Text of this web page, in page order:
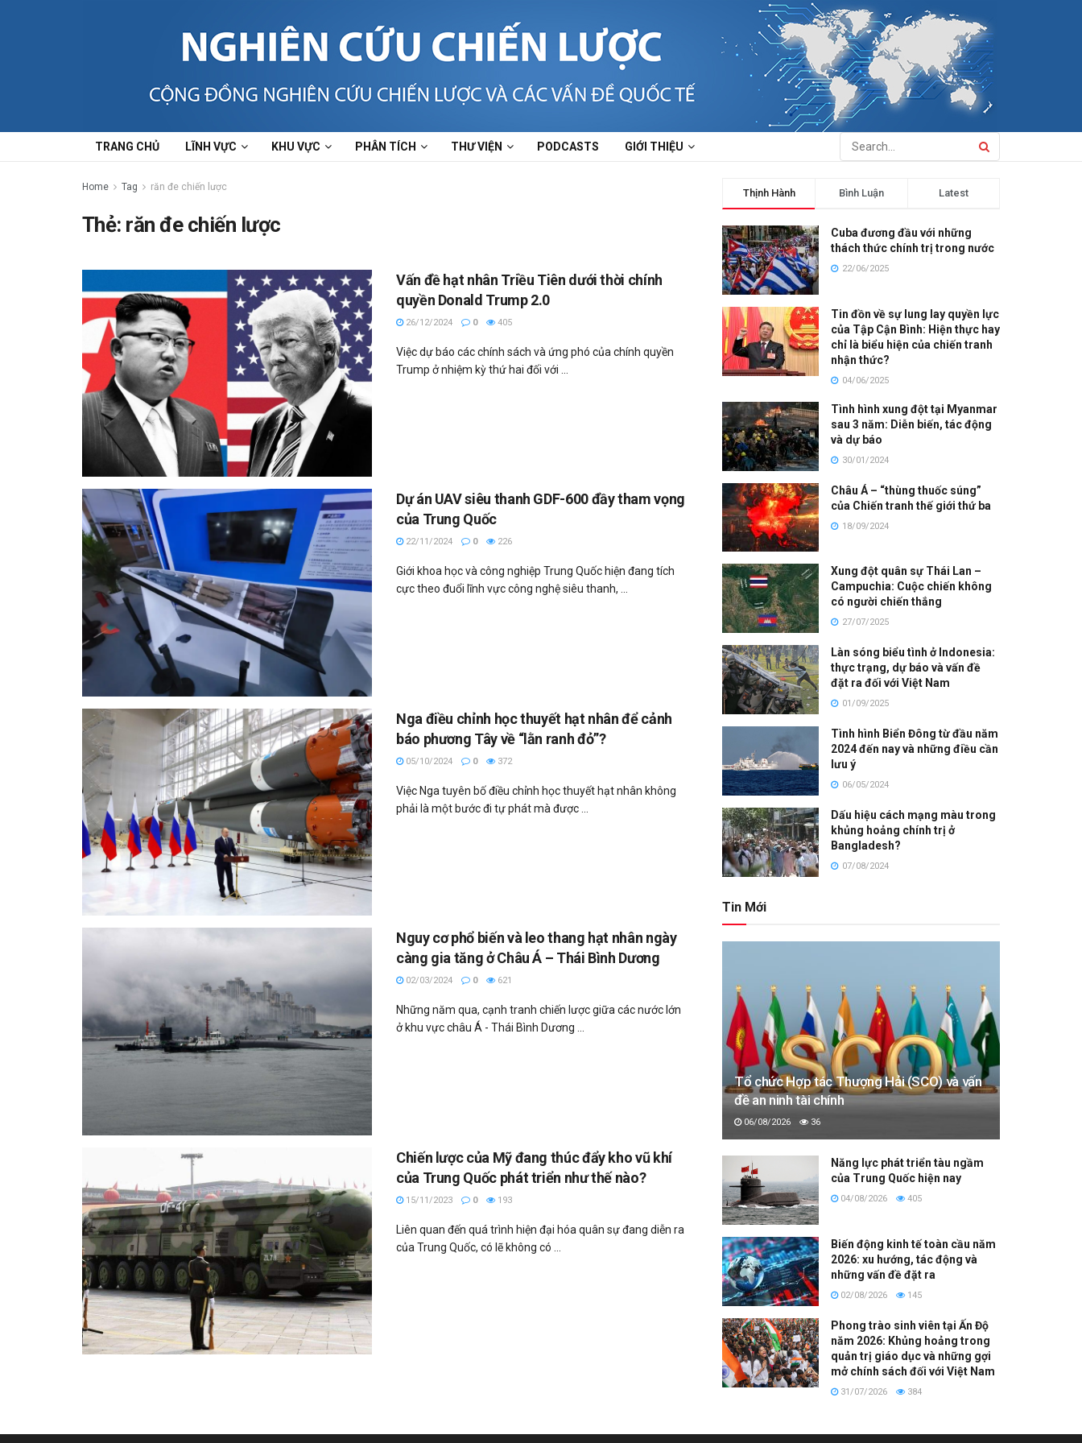
TRANG CHỦ LĨNH VỰC KHU VỰC PHÂN TÍCH THƯ VIỆN PODCASTS GIỚI THIỆU
Home Tag răn đe chiến lược
Thẻ: răn đe chiến lược
Vấn đề hạt nhân Triều Tiên dưới thời chính
quyền Donald Trump 2.0
26/12/2024 0 405
Việc dự báo các chính sách và ứng phó của chính quyền
Trump ở nhiệm kỳ thứ hai đối với ...
Dự án UAV siêu thanh GDF-600 đầy tham vọng
của Trung Quốc
22/11/2024 0 226
Giới khoa học và công nghiệp Trung Quốc hiện đang tích
cực theo đuổi lĩnh vực công nghệ siêu thanh, ...
Nga điều chỉnh học thuyết hạt nhân để cảnh
báo phương Tây về “lằn ranh đỏ”?
05/10/2024 0 372
Việc Nga tuyên bố điều chỉnh học thuyết hạt nhân không
phải là một bước đi tự phát mà được ...
Nguy cơ phổ biến và leo thang hạt nhân ngày
càng gia tăng ở Châu Á – Thái Bình Dương
02/03/2024 0 621
Những năm qua, cạnh tranh chiến lược giữa các nước lớn
ở khu vực châu Á - Thái Bình Dương ...
Chiến lược của Mỹ đang thúc đẩy kho vũ khí
của Trung Quốc phát triển như thế nào?
15/11/2023 0 193
Liên quan đến quá trình hiện đại hóa quân sự đang diễn ra
của Trung Quốc, có lẽ không có ...
Thịnh Hành Bình Luận Latest
Cuba đương đầu với những
thách thức chính trị trong nước
22/06/2025
Tin đồn về sự lung lay quyền lực
của Tập Cận Bình: Hiện thực hay
chỉ là biểu hiện của chiến tranh
nhận thức?
04/06/2025
Tình hình xung đột tại Myanmar
sau 3 năm: Diễn biến, tác động
và dự báo
30/01/2024
Châu Á – “thùng thuốc súng”
của Chiến tranh thế giới thứ ba
18/09/2024
Xung đột quân sự Thái Lan –
Campuchia: Cuộc chiến không
có người chiến thắng
27/07/2025
Làn sóng biểu tình ở Indonesia:
thực trạng, dự báo và vấn đề
đặt ra đối với Việt Nam
01/09/2025
Tình hình Biển Đông từ đầu năm
2024 đến nay và những điều cần
lưu ý
06/05/2024
Dấu hiệu cách mạng màu trong
khủng hoảng chính trị ở
Bangladesh?
07/08/2024
Tin Mới
Tổ chức Hợp tác Thượng Hải (SCO) và vấn
đề an ninh tài chính
06/08/2026 36
Năng lực phát triển tàu ngầm
của Trung Quốc hiện nay
04/08/2026 405
Biến động kinh tế toàn cầu năm
2026: xu hướng, tác động và
những vấn đề đặt ra
02/08/2026 145
Phong trào sinh viên tại Ấn Độ
năm 2026: Khủng hoảng trong
quản trị giáo dục và những gợi
mở chính sách đối với Việt Nam
31/07/2026 384